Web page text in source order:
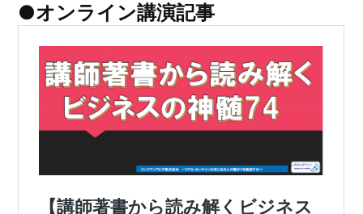
●オンライン講演記事